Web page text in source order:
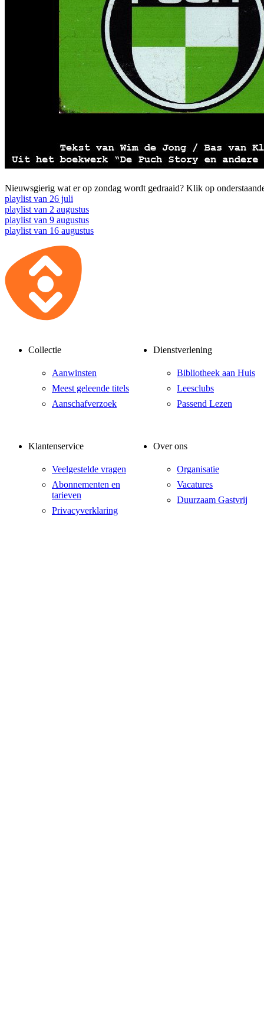
Nieuwsgierig wat er op zondag wordt gedraaid? Klik op
playlist van 26 juli
playlist van 2 augustus
playlist van 9 augustus
playlist van 16 augustus
Collectie
Aanwinsten
Meest geleende titels
Aanschafverzoek
Dienstverlening
Bibliotheek aan Huis
Leesclubs
Passend Lezen
Klantenservice
Veelgestelde vragen
Abonnementen en
tarieven
Privacyverklaring
Over ons
Organisatie
Vacatures
Duurzaam Gastvrij